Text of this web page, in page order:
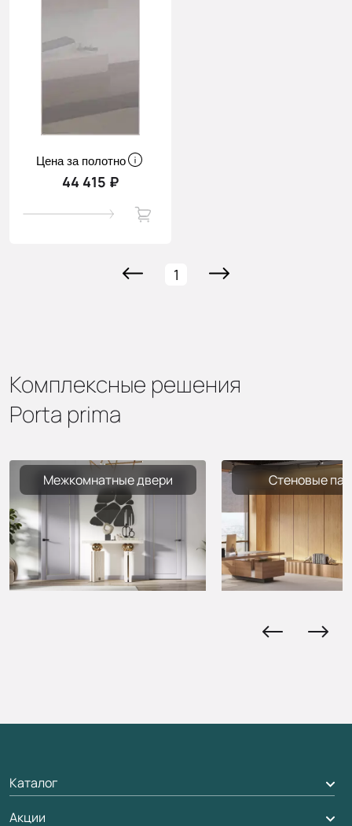
Цена за полотно
44 415 ₽
1
Комплексные решения
Porta prima
Межкомнатные двери Стеновые
Каталог
Межкомнатные двери
Акции